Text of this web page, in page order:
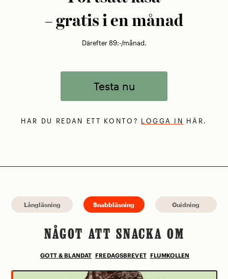
– gratis i en månad
Därefter 89:-/månad.
Testa nu
HAR DU REDAN ETT KONTO? LOGGA IN HÄR.
Långläsning Snabbläsning Guidning
NÅGOT ATT SNACKA OM
GOTT & BLANDAT FREDAGSBREVET FLUMKOLLEN